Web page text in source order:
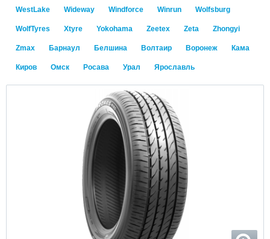
WestLake Wideway Windforce Winrun Wolfsburg
WolfTyres Xtyre Yokohama Zeetex Zeta Zhongyi
Zmax Барнаул Белшина Волтаир Воронеж Кама
Киров Омск Росава Урал Ярославль